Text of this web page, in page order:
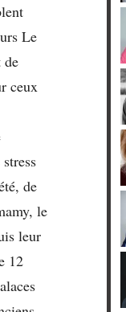
Le
de
ceux
de
le
leur
12